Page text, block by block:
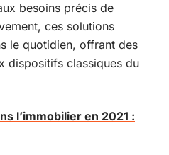
besoins précis de
ces solutions
le quotidien, offrant des
dispositifs classiques du
l’immobilier en 2021 :